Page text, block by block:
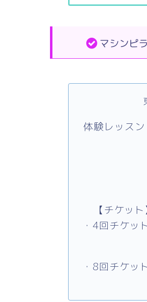
マシンピ
体験レッス
【チケッ
・4回チケ
・8回チケ